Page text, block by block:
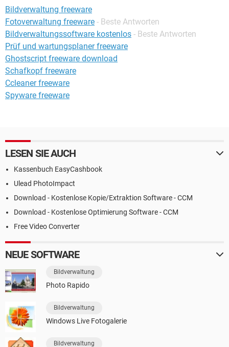
Bildverwaltung freeware
Fotoverwaltung freeware - Beste Antworten
Bildverwaltungssoftware kostenlos - Beste Antworten
Prüf und wartungsplaner freeware
Ghostscript freeware download
Schafkopf freeware
Ccleaner freeware
Spyware freeware
LESEN SIE AUCH
Kassenbuch EasyCashbook
Ulead PhotoImpact
Download - Kostenlose Kopie/Extraktion Software - CCM
Download - Kostenlose Optimierung Software - CCM
Free Video Converter
NEUE SOFTWARE
Bildverwaltung
Photo Rapido
Bildverwaltung
Windows Live Fotogalerie
Bildverwaltung